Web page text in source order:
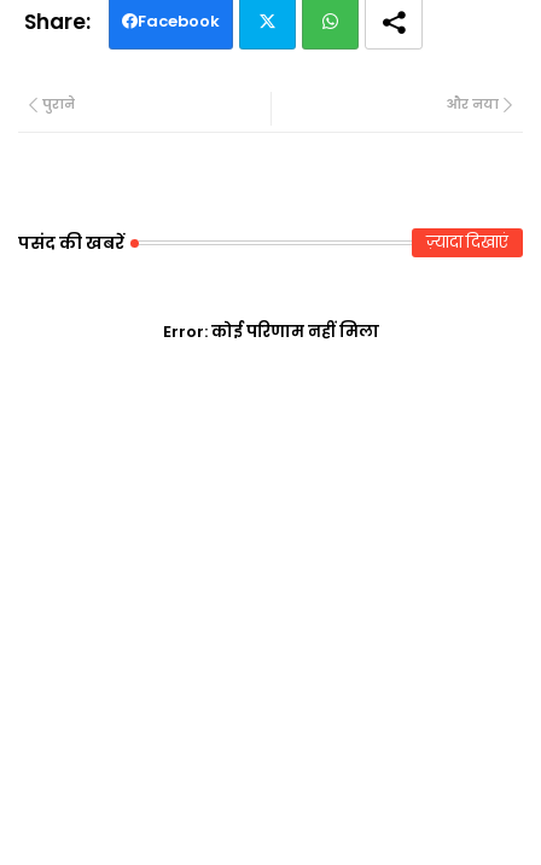
Facebook
और नया
पुराने
पसंद की खबरें ज़्यादा दिखाएं
Error:कोई परिणाम नहीं मिला